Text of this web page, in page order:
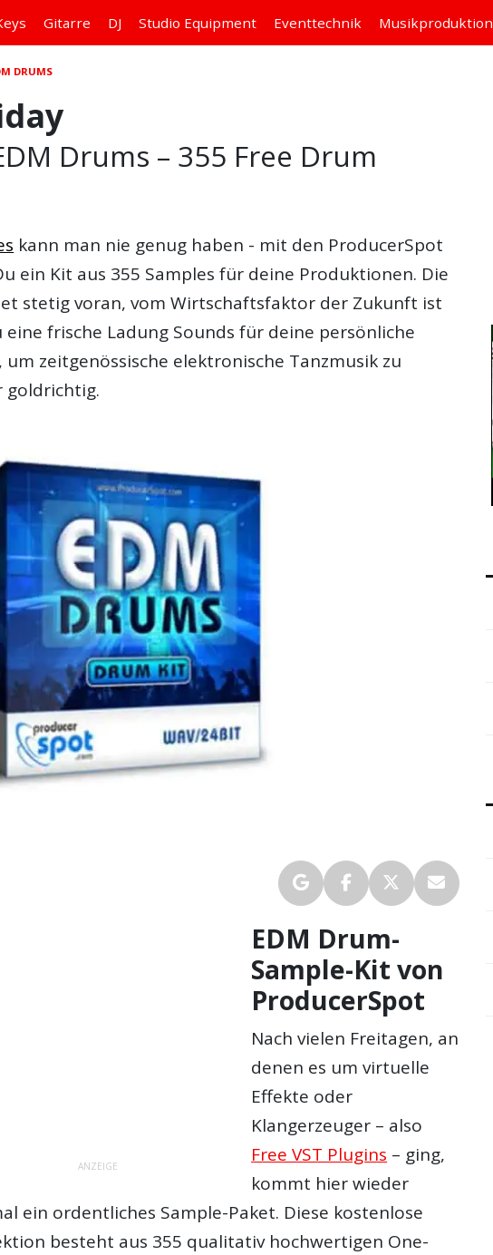
Gitarre DJ Studio Equipment Eventtechnik Musikproduktion
DRUMS
Drums – 355 Free Drum
kann man nie genug haben - mit den ProducerSpot
ein Kit aus 355 Samples für deine Produktionen. Die
stetig voran, vom Wirtschaftsfaktor der Zukunft ist
eine frische Ladung Sounds für deine persönliche
zeitgenössische elektronische Tanzmusik zu
goldrichtig.
ANZEIGE
EDM Drum-
Sample-Kit von
ProducerSpot
Nach vielen Freitagen, an
denen es um virtuelle
Effekte oder
Klangerzeuger – also
Free VST Plugins – ging,
kommt hier wieder
ein ordentliches Sample-Paket. Diese kostenlose
besteht aus 355 qualitativ hochwertigen One-